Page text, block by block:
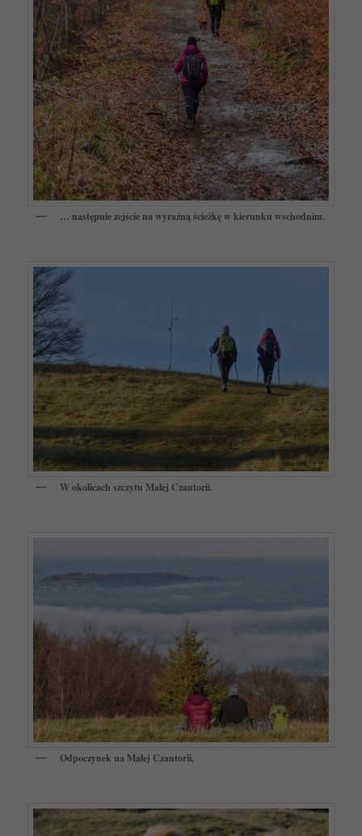
… następnie zejście na wyraźną ścieżkę w kierunku wschodnim.
W okolicach szczytu Małej Czantorii.
Odpoczynek na Małej Czantorii.